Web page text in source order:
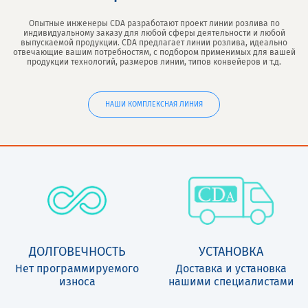
Опытные инженеры CDA разработают проект линии розлива по
индивидуальному заказу для любой сферы деятельности и любой
выпускаемой продукции. CDA предлагает линии розлива, идеально
отвечающие вашим потребностям, с подбором применимых для вашей
продукции технологий, размеров линии, типов конвейеров и т.д.
НАШИ КОМПЛЕКСНАЯ ЛИНИЯ
ДОЛГОВЕЧНОСТЬ
Нет программируемого
износа
УСТАНОВКА
Доставка и установка
нашими специалистами